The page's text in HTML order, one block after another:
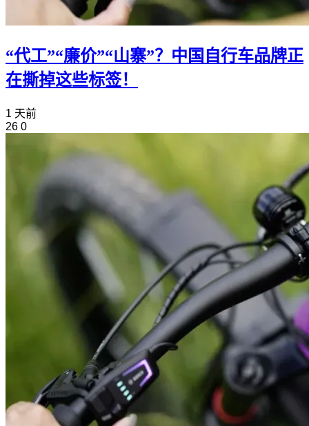
“代工”“廉价”“山寨”？中国自行车品牌正
在撕掉这些标签！
1 天前
26 0